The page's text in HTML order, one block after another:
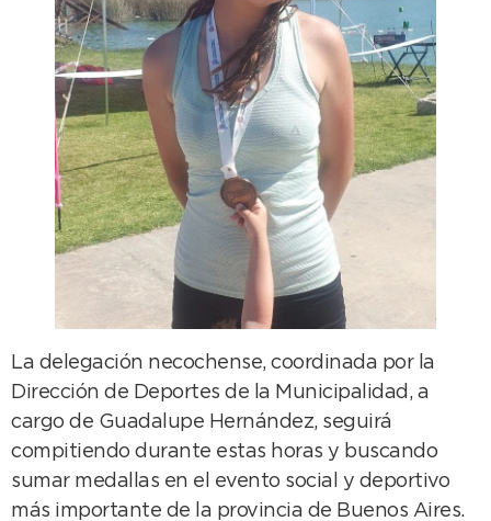
La delegación necochense, coordinada por la
Dirección de Deportes de la Municipalidad, a
cargo de Guadalupe Hernández, seguirá
compitiendo durante estas horas y buscando
sumar medallas en el evento social y deportivo
más importante de la provincia de Buenos Aires.